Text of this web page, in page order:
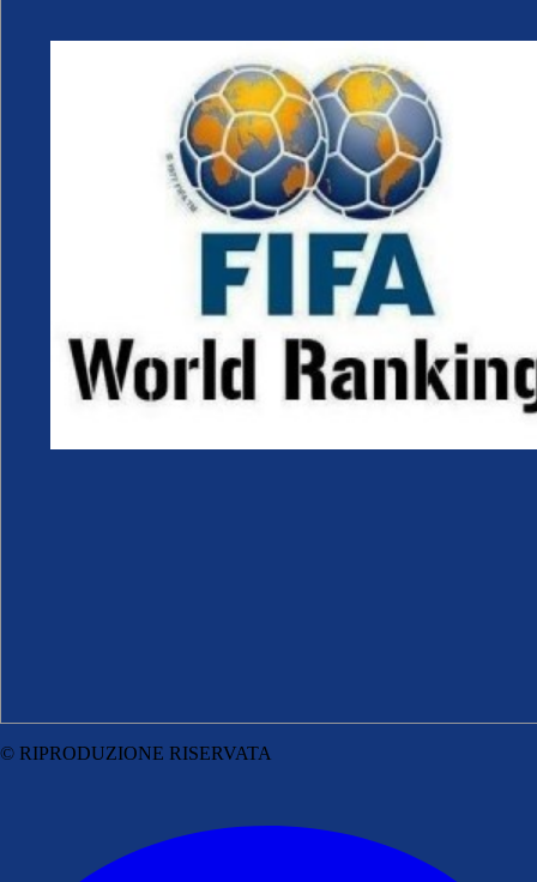
© RIPRODUZIONE RISERVATA